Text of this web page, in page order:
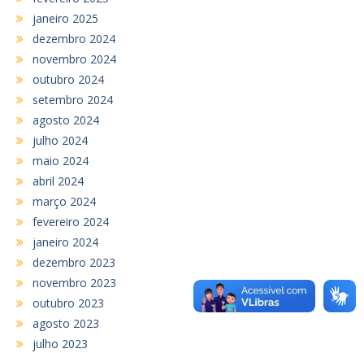
janeiro 2025
dezembro 2024
novembro 2024
outubro 2024
setembro 2024
agosto 2024
julho 2024
maio 2024
abril 2024
março 2024
fevereiro 2024
janeiro 2024
dezembro 2023
novembro 2023
outubro 2023
agosto 2023
julho 2023